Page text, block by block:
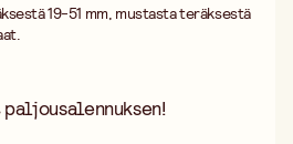
19-51 mm, mustasta teräksestä
paljousalennuksen!